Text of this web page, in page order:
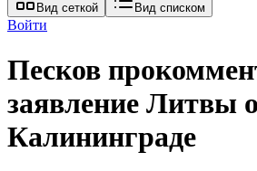
Вид сеткой Вид списком
Войти
Песков
заявление Литвы о
Калининграде